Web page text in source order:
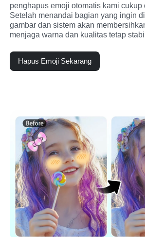
penghapus emoji otomatis kami cukup
Setelah menandai bagian yang ingin
gambar dan sistem akan
menjaga warna dan kualitas tetap
Hapus Emoji Sekarang